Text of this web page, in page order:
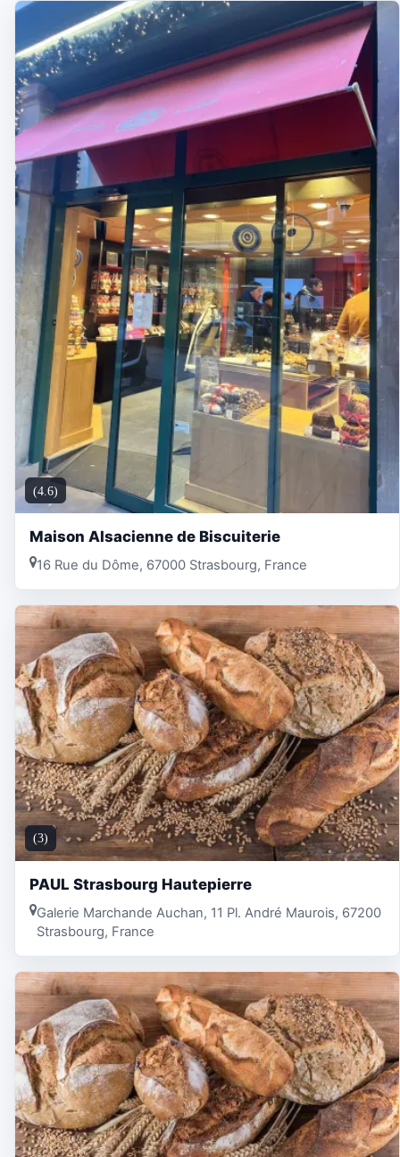
(4.6)
Maison Alsacienne de Biscuiterie
16 Rue du Dôme, 67000 Strasbourg, France
(3)
PAUL Strasbourg Hautepierre
Galerie Marchande Auchan, 11 Pl. André Maurois, 67200
Strasbourg, France